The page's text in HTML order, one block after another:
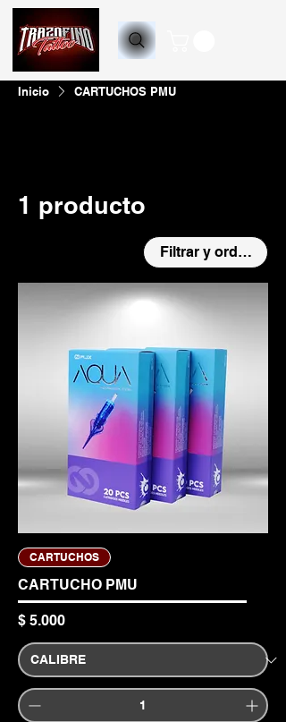
Inicio CARTUCHOS PMU
1 producto
Filtrar y ordenar
CARTUCHOS
CARTUCHO PMU
Precio
$ 5.000